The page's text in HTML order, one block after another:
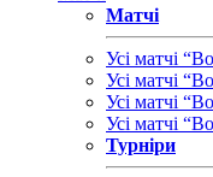
Матчі
Усі матчі
Усі матчі
Усі матчі
Усі матчі
Турніри